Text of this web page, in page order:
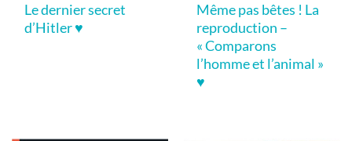
Le dernier secret
d’Hitler ♥
Même pas bêtes ! La
reproduction –
« Comparons
l’homme et l’animal »
♥